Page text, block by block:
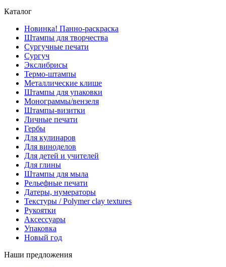
Каталог
Новинка! Панно-раскраска
Штампы для творчества
Сургучные печати
Сургуч
Экслибрисы
Термо-штампы
Металлические клише
Штампы для упаковки
Монограммы/вензеля
Штампы-визитки
Личные печати
Гербы
Для кулинаров
Для виноделов
Для детей и учителей
Для глины
Штампы для мыла
Рельефные печати
Датеры, нумераторы
Текстуры / Polymer clay textures
Рукоятки
Аксессуары
Упаковка
Новый год
Наши предложения